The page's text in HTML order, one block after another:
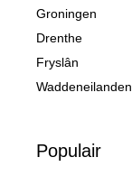
Groningen
Drenthe
Fryslân
Waddeneilanden
Populair